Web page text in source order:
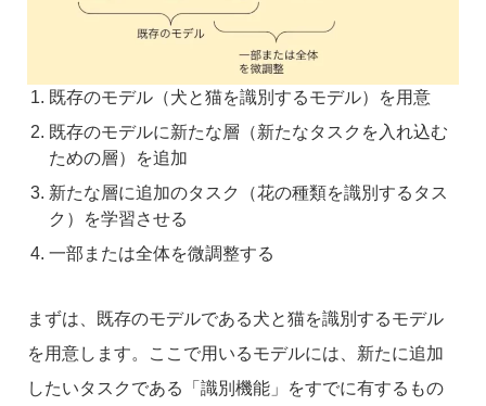
既存のモデル（犬と猫を識別するモデル）を用意
既存のモデルに新たな層（新たなタスクを入れ込む
ための層）を追加
新たな層に追加のタスク（花の種類を識別するタス
ク）を学習させる
一部または全体を微調整する
まずは、既存のモデルである犬と猫を識別するモデル
を用意します。ここで用いるモデルには、新たに追加
したいタスクである「識別機能」をすでに有するもの